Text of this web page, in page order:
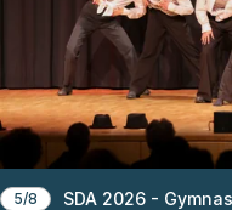
5/8
SDA 2026 -